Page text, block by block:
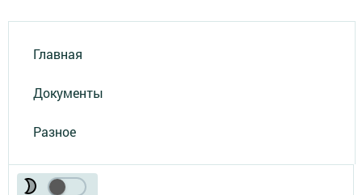
Главная
Документы
Разное